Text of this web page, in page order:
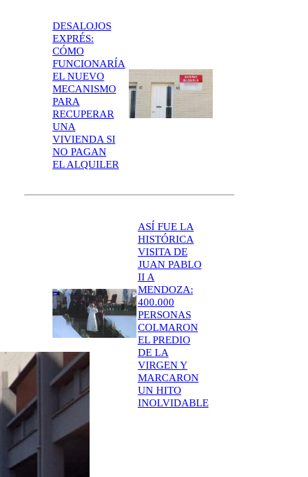
DESALOJOS
EXPRÉS:
CÓMO
FUNCIONARÍA
EL NUEVO
MECANISMO
PARA
RECUPERAR
UNA
VIVIENDA SI
NO PAGAN
EL ALQUILER
ASÍ FUE LA
HISTÓRICA
VISITA DE
JUAN PABLO
II A
MENDOZA:
400.000
PERSONAS
COLMARON
EL PREDIO
DE LA
VIRGEN Y
MARCARON
UN HITO
INOLVIDABLE